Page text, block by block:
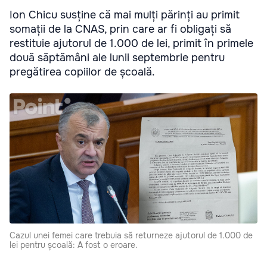
Ion Chicu susține că mai mulți părinți au primit
somații de la CNAS, prin care ar fi obligați să
restituie ajutorul de 1.000 de lei, primit în primele
două săptămâni ale lunii septembrie pentru
pregătirea copiilor de școală.
Cazul unei femei care trebuia să returneze ajutorul de 1.000 de
lei pentru școală: A fost o eroare.